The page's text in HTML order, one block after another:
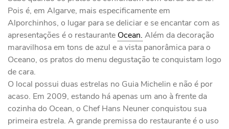
Pois é, em Algarve, mais especificamente em
Alporchinhos, o lugar para se deliciar e se encantar com as
apresentações é o restaurante Ocean. Além da decoração
maravilhosa em tons de azul e a vista panorâmica para o
Oceano, os pratos do menu degustação te conquistam logo
de cara.
O local possui duas estrelas no Guia Michelin e não é por
acaso. Em 2009, estando há apenas um ano à frente da
cozinha do Ocean, o Chef Hans Neuner conquistou sua
primeira estrela. A grande premissa do restaurante é o uso